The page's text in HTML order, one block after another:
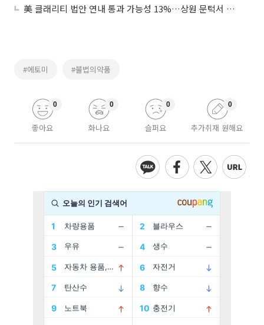
美 클래리티 법안 연내 통과 가능성 13%…상원 문턱서 제동
#에토미 #불법의약품
좋아요
0
화나요
0
슬퍼요
0
추가취재 원해요
0